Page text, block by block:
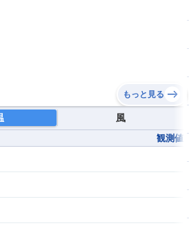
もっと見る
風
観測値